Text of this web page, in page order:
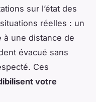
sur l’état des
réelles : un
à une distance de
évacué sans
Ces
votre